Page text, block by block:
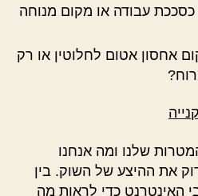
עבודה או מקום מנוחה
אחסון אטום לחלוטין או רק
שלנו ומה אנחנו
את ההיצע של השוק. בין
האינטרנט כדי לראות מה